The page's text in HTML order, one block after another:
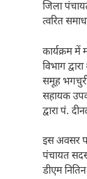
जिला
त्वरित
कार्यक्रम में
विभाग
समूह भगचुरी
सहायक
द्वारा पं.
इस अवसर
पंचायत
डीएम